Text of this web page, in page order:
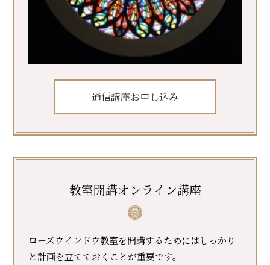
通信講座お申し込み
教室開講オンライン講座
ローズウインドウ教室を開講するためにはしっかり
と計画を立てておくことが重要です。